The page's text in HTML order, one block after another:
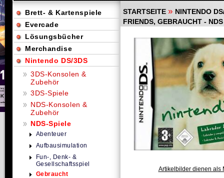
STARTSEITE » NINTENDO
FRIENDS, GEBRAUCHT - NDS
Artikelbilder dienen als
Brett- & Kartenspiele
Evercade
Lösungsbücher
Merchandise
Nintendo DS/3DS
3DS-Konsolen &
Zubehör
3DS-Spiele
NDS-Konsolen &
Zubehör
NDS-Spiele
Abenteuer
Aufbausimulation
Fun-, Denk- &
Gesellschaftsspiel
Gebraucht